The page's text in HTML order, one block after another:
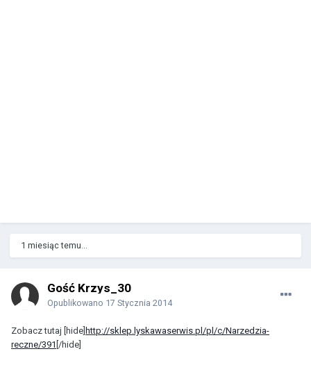
1 miesiąc temu...
Gość Krzys_30
Opublikowano 17 Stycznia 2014
Zobacz tutaj [hide] http://sklep.lyskawaserwis.pl/pl/c/Narzedzia-
reczne/391 [/hide]